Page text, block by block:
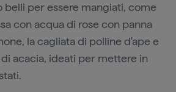
belli per essere mangiati, come
con acqua di rose con panna
la cagliata di polline d'ape e
acacia, ideati per mettere in